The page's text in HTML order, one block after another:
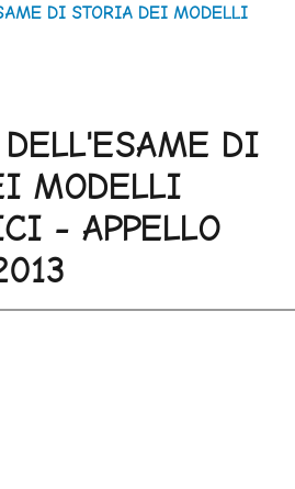
DI STORIA DEI MODELLI
DI
MODELLI
- APPELLO